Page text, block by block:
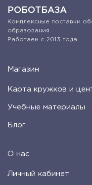
РОБОТБАЗА
Комплексные поставки
образования
Работаем с 2013 года
Магазин
Карта кружков и
Учебные материалы
Блог
О нас
Личный кабинет